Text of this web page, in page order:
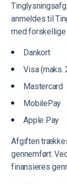
anmeldes til
med
Dankort
Visa (maks.
Mastercard
MobilePay
Apple Pay
Afgiften
gennemført.
finansieres